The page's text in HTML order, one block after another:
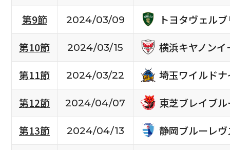
第9節
2024/03/09
トヨタヴェル
第10節
2024/03/15
横浜キヤノンイ
第11節
2024/03/22
埼玉ワイルド
第12節
2024/04/07
東芝ブレイブ
第13節
2024/04/13
静岡ブルーレヴ